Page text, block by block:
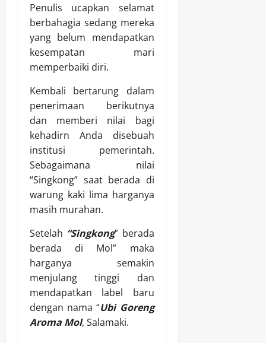
Penulis ucapkan selamat
berbahagia sedang mereka
yang belum mendapatkan
kesempatan mari
memperbaiki diri.
Kembali bertarung dalam
penerimaan berikutnya
dan memberi nilai bagi
kehadirn Anda disebuah
institusi pemerintah.
Sebagaimana nilai
“Singkong” saat berada di
warung kaki lima harganya
masih murahan.
Setelah “Singkong” berada
berada di Mol” maka
harganya semakin
menjulang tinggi dan
mendapatkan label baru
dengan nama “Ubi Goreng
Aroma Mol, Salamaki.